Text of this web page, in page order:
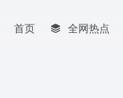
首页 全网热点